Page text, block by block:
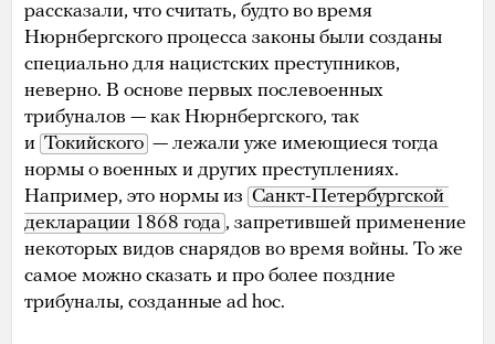
рассказали, что считать, будто во время
Нюрнбергского процесса законы были созданы
специально для нацистских преступников,
неверно. В основе первых послевоенных
трибуналов — как Нюрнбергского, так
и Токийского — лежали уже имеющиеся тогда
нормы о военных и других преступлениях.
Например, это нормы из Санкт-Петербургской
декларации 1868 года , запретившей применение
некоторых видов снарядов во время войны. То же
самое можно сказать и про более поздние
трибуналы, созданные ad hoc.